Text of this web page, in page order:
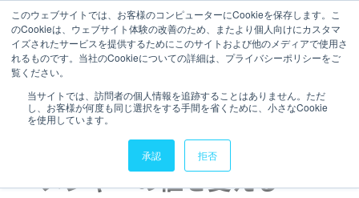
このウェブサイトでは、お客様のコンピューターにCookieを保存します。こ
のCookieは、ウェブサイト体験の改善のため、またより個人向けにカスタマ
イズされたサービスを提供するためにこのサイトおよび他のメディアで使用さ
れるものです。当社のCookieについての詳細は、プライバシーポリシーをご
覧ください。
当サイトでは、訪問者の個人情報を追跡することはありません。ただ
し、お客様が何度も同じ選択をする手間を省くために、小さなCookie
を使用しています。
承認 拒否
お問い合わせ
3 分で読むことができます。
【Sisense Plugin】フィ
ルターと連動させて単一
メジャーの値を変える